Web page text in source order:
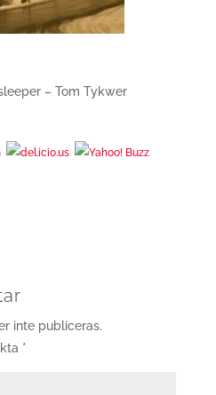
– Tom Tykwer
inte publiceras.
*